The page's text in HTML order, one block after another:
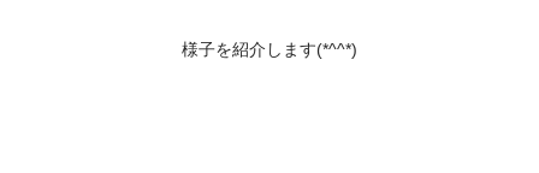
様子を紹介します(*^^*)